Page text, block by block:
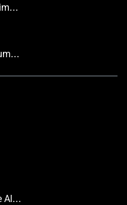
Mais possibilidades, menos impacto
Capacidade de transformar uma tipologia tradicional, convencional, num espaço inspirador.
Porquê trabalhar com a Rede Aluminier TECHNAL?